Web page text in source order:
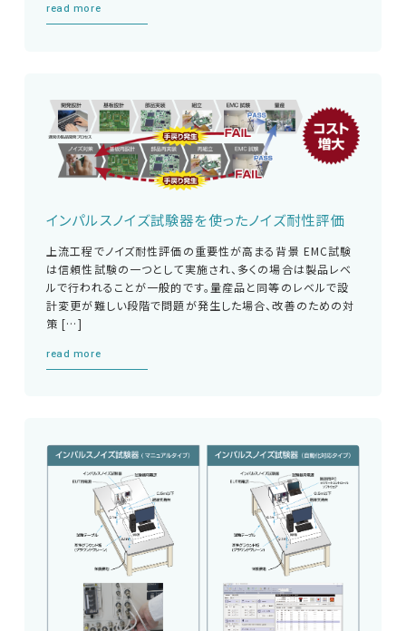
read more
インパルスノイズ試験器を使ったノイズ耐性評価
上流工程でノイズ耐性評価の重要性が高まる背景 EMC試験
は信頼性試験の一つとして実施され、多くの場合は製品レベ
ルで行われることが一般的です。量産品と同等のレベルで設
計変更が難しい段階で問題が発生した場合、改善のための対
策 […]
read more